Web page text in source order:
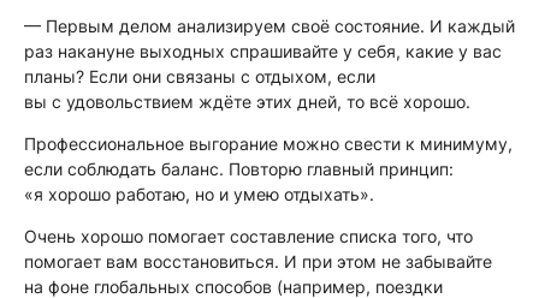
— Первым делом анализируем своё состояние. И каждый
раз накануне выходных спрашивайте у себя, какие у вас
планы? Если они связаны с отдыхом, если
вы с удовольствием ждёте этих дней, то всё хорошо.
Профессиональное выгорание можно свести к минимуму,
если соблюдать баланс. Повторю главный принцип:
«я хорошо работаю, но и умею отдыхать».
Очень хорошо помогает составление списка того, что
помогает вам восстановиться. И при этом не забывайте
на фоне глобальных способов (например, поездки